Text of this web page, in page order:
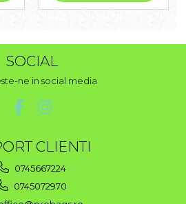
SOCIAL
ne in social media
CLIENTI
0745667224
0745072970